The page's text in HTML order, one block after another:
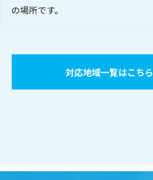
の場所です。
対応地域一覧はこちら